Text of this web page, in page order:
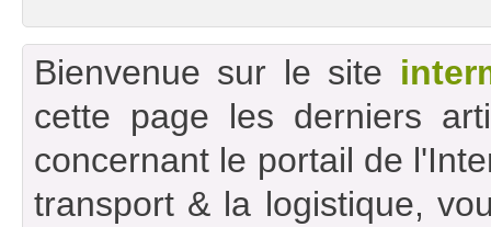
Bienvenue sur le site
cette page les derniers
concernant le portail de
transport & la logistique,